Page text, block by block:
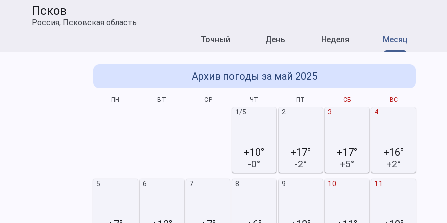
Псков
Россия, Псковская область
Точный
День Неделя Месяц
Архив погоды за май 2025
ПН ВТ СР ЧТ ПТ СБ ВС
1/5
+10°
-0°
2
+17°
-2°
3
+17°
+5°
4
+16°
+2°
5 6 7 8 9 10 11